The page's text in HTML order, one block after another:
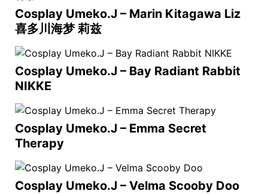
Cosplay Umeko.J – Marin Kitagawa Liz
喜多川海梦 莉兹
Cosplay Umeko.J – Bay Radiant Rabbit
NIKKE
Cosplay Umeko.J – Emma Secret
Therapy
Cosplay Umeko.J – Velma Scooby Doo